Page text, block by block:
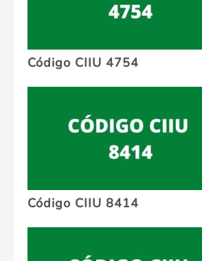
Código CIIU 4754
Código CIIU 8414